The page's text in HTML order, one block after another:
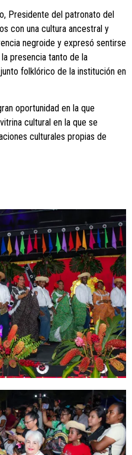
Presidente del patronato del
con una cultura ancestral y
negroide y expresó sentirse
presencia tanto de la
folklórico de la institución en
oportunidad en la que
cultural en la que se
culturales propias de